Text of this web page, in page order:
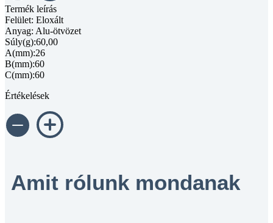
Termék leírás
Felület: Eloxált
Anyag: Alu-ötvözet
Súly(g):60,00
A(mm):26
B(mm):60
C(mm):60
Értékelések
Amit rólunk mondanak